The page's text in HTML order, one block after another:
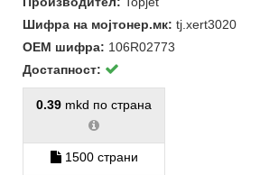
Шифра на мојтонер.мк: tj.xert3020
ОЕМ шифра: 106R02773
Достапност:
0.39 mkd по страна
1500 страни